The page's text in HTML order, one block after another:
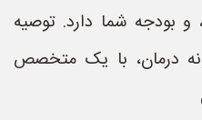
و بودجه شما دارد. توصیه
درمان، با یک متخصص